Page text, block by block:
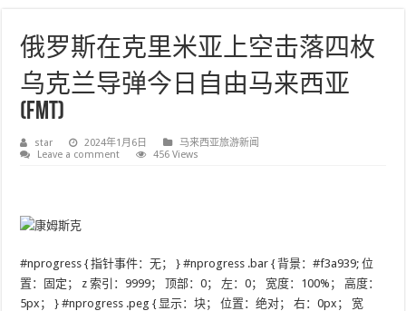
俄罗斯在克里米亚上空击落四枚
乌克兰导弹今日自由马来西亚
(FMT)
star 2024年1月6日
马来西亚旅游新闻
Leave a comment
456 Views
#nprogress { 指针事件：无； } #nprogress .bar { 背景：#f3a939; 位
置：固定； z 索引：9999； 顶部：0； 左：0； 宽度：100%； 高度：
5px； } #nprogress .peg { 显示：块； 位置：绝对； 右：0px； 宽